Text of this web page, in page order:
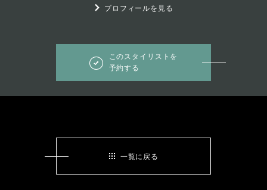
プロフィールを見る
このスタイリストを
予約する
一覧に戻る